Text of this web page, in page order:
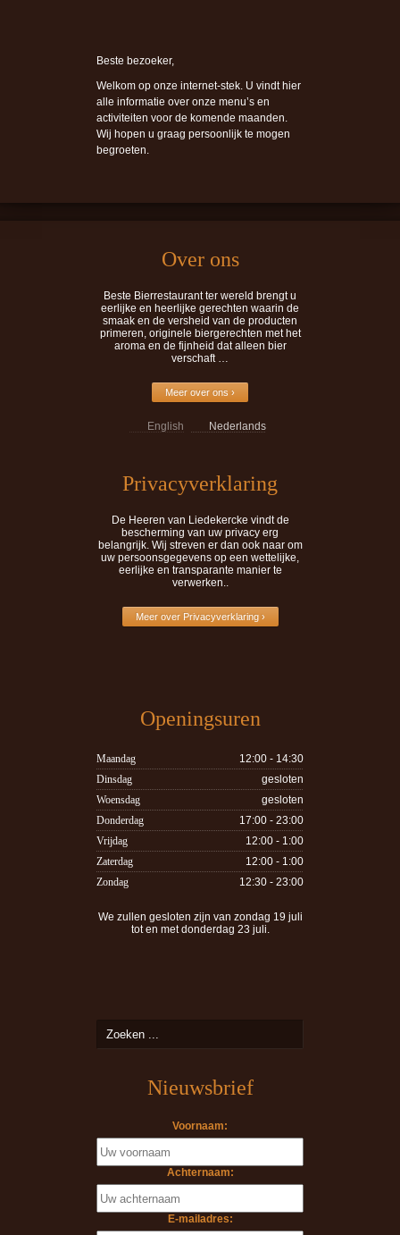
Beste bezoeker,
Welkom op onze internet-stek. U vindt hier
alle informatie over onze menu’s en
activiteiten voor de komende maanden.
Wij hopen u graag persoonlijk te mogen
begroeten.
Over ons
Beste Bierrestaurant ter wereld brengt u
eerlijke en heerlijke gerechten waarin de
smaak en de versheid van de producten
primeren, originele biergerechten met het
aroma en de fijnheid dat alleen bier
verschaft …
Meer over ons ›
English Nederlands
Privacyverklaring
De Heeren van Liedekercke vindt de
bescherming van uw privacy erg
belangrijk. Wij streven er dan ook naar om
uw persoonsgegevens op een wettelijke,
eerlijke en transparante manier te
verwerken..
Meer over Privacyverklaring ›
Openingsuren
Maandag
12:00 - 14:30
Dinsdag
gesloten
Woensdag
gesloten
Donderdag
17:00 - 23:00
Vrijdag
12:00 - 1:00
Zaterdag
12:00 - 1:00
Zondag
12:30 - 23:00
We zullen gesloten zijn van zondag 19 juli
tot en met donderdag 23 juli.
Nieuwsbrief
Voornaam:
Achternaam:
E-mailadres: